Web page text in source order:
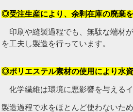
◎受注生産により、余剰在庫の廃棄
印刷や縫製過程でも、無駄な端材
を工夫し製造を行っています。
◎ポリエステル素材の使用により水
化学繊維は環境に悪影響を与えるイ
製造過程で水をほとんど使わないた